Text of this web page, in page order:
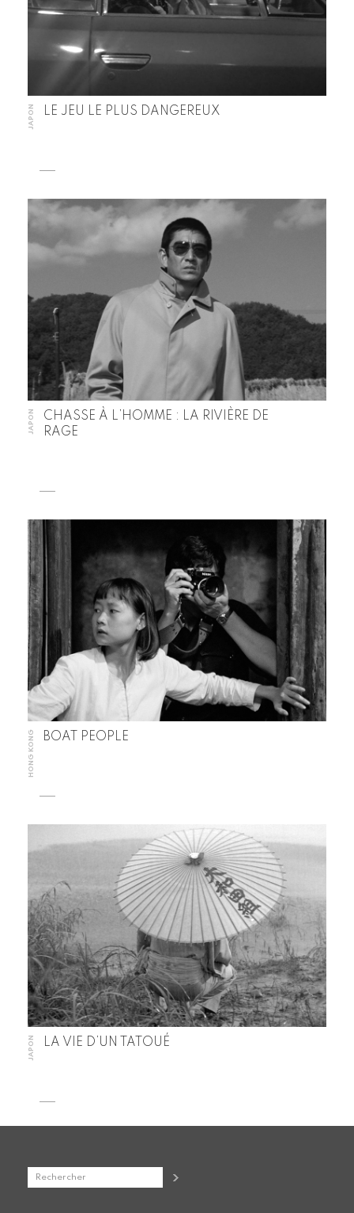
JAPON LE JEU LE PLUS DANGEREUX
JAPON
CHASSE À L’HOMME : LA RIVIÈRE DE
RAGE
HONG KONG BOAT PEOPLE
JAPON LA VIE D’UN TATOUÉ